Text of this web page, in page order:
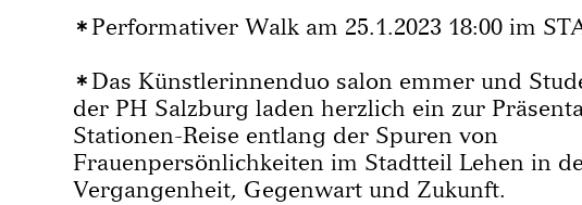
Performativer Walk am 25.1.2023 18:00 im
Das Künstlerinnenduo salon emmer und
der PH Salzburg laden herzlich ein zur
Stationen-Reise entlang der Spuren von
Frauenpersönlichkeiten im Stadtteil Lehen in
Vergangenheit, Gegenwart und Zukunft.